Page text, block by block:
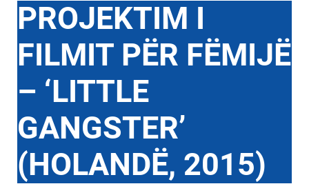
PROJEKTIM I
FILMIT PËR FËMIJË
– ‘LITTLE
GANGSTER’
(HOLANDË, 2015)